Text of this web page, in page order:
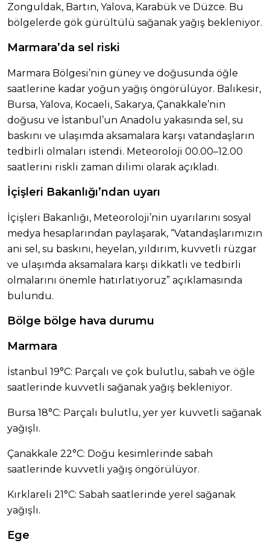
Zonguldak, Bartın, Yalova, Karabük ve Düzce. Bu
bölgelerde gök gürültülü sağanak yağış bekleniyor.
Marmara’da sel riski
Marmara Bölgesi’nin güney ve doğusunda öğle
saatlerine kadar yoğun yağış öngörülüyor. Balıkesir,
Bursa, Yalova, Kocaeli, Sakarya, Çanakkale’nin
doğusu ve İstanbul’un Anadolu yakasında sel, su
baskını ve ulaşımda aksamalara karşı vatandaşların
tedbirli olmaları istendi. Meteoroloji 00.00–12.00
saatlerini riskli zaman dilimi olarak açıkladı.
İçişleri Bakanlığı’ndan uyarı
İçişleri Bakanlığı, Meteoroloji’nin uyarılarını sosyal
medya hesaplarından paylaşarak, “Vatandaşlarımızın
ani sel, su baskını, heyelan, yıldırım, kuvvetli rüzgar
ve ulaşımda aksamalara karşı dikkatli ve tedbirli
olmalarını önemle hatırlatıyoruz” açıklamasında
bulundu.
Bölge bölge hava durumu
Marmara
İstanbul 19°C: Parçalı ve çok bulutlu, sabah ve öğle
saatlerinde kuvvetli sağanak yağış bekleniyor.
Bursa 18°C: Parçalı bulutlu, yer yer kuvvetli sağanak
yağışlı.
Çanakkale 22°C: Doğu kesimlerinde sabah
saatlerinde kuvvetli yağış öngörülüyor.
Kırklareli 21°C: Sabah saatlerinde yerel sağanak
yağışlı.
Ege